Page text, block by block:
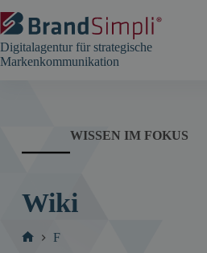
Inhalt
springen
Digitalagentur für strategische
Markenkommunikation
WISSEN IM FOKUS
Wiki
F